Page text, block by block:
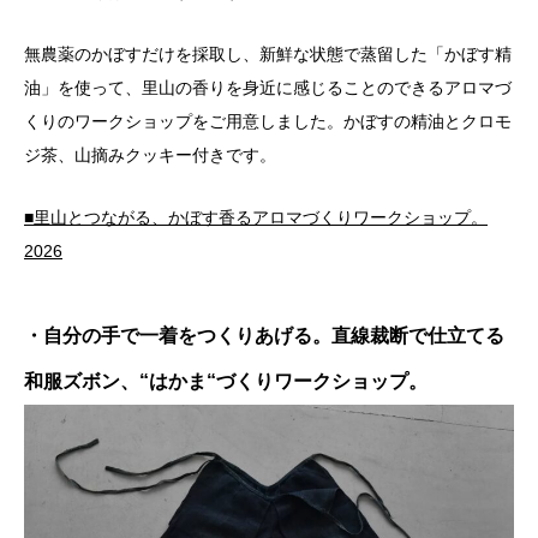
無農薬のかぼすだけを採取し、新鮮な状態で蒸留した「かぼす精
油」を使って、里山の香りを身近に感じることのできるアロマづ
くりのワークショップをご用意しました。かぼすの精油とクロモ
ジ茶、山摘みクッキー付きです。
■里山とつながる、かぼす香るアロマづくりワークショップ。
2026
・自分の手で一着をつくりあげる。直線裁断で仕立てる
和服ズボン、“はかま“づくりワークショップ。